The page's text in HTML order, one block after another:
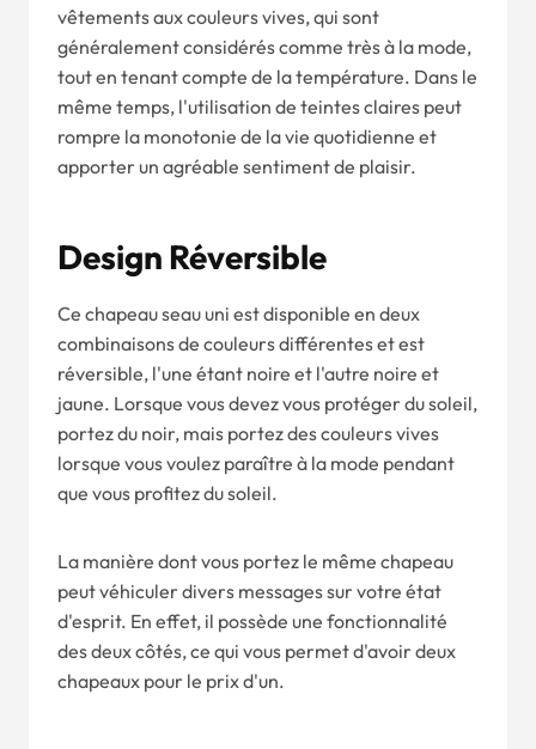
vêtements aux couleurs vives, qui sont
généralement considérés comme très à la mode,
tout en tenant compte de la température. Dans le
même temps, l'utilisation de teintes claires peut
rompre la monotonie de la vie quotidienne et
apporter un agréable sentiment de plaisir.
Design Réversible
Ce chapeau seau uni est disponible en deux
combinaisons de couleurs différentes et est
réversible, l'une étant noire et l'autre noire et
jaune. Lorsque vous devez vous protéger du soleil,
portez du noir, mais portez des couleurs vives
lorsque vous voulez paraître à la mode pendant
que vous profitez du soleil.
La manière dont vous portez le même chapeau
peut véhiculer divers messages sur votre état
d'esprit. En effet, il possède une fonctionnalité
des deux côtés, ce qui vous permet d'avoir deux
chapeaux pour le prix d'un.